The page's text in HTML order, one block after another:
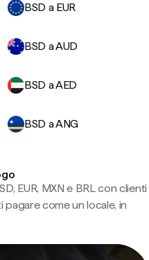
BSD a EUR
BSD a AUD
BSD a AED
BSD a ANG
EUR, MXN e BRL con clienti
come un locale, in